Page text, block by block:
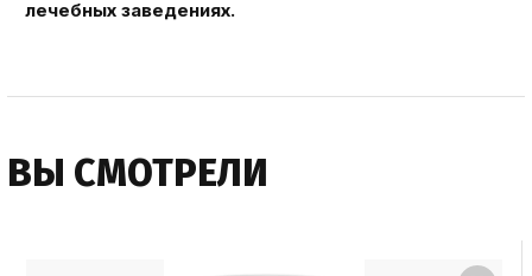
лечебных заведениях.
ВЫ СМОТРЕЛИ